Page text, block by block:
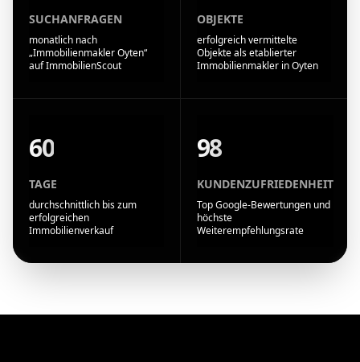
SUCHANFRAGEN
monatlich nach
„Immobilienmakler Oyten“
auf ImmobilienScout
OBJEKTE
erfolgreich vermittelte
Objekte als etablierter
Immobilienmakler in Oyten
60
TAGE
durchschnittlich bis zum
erfolgreichen
Immobilienverkauf
98
KUNDENZUFRIEDENHEIT
Top Google-Bewertungen und
höchste
Weiterempfehlungsrate